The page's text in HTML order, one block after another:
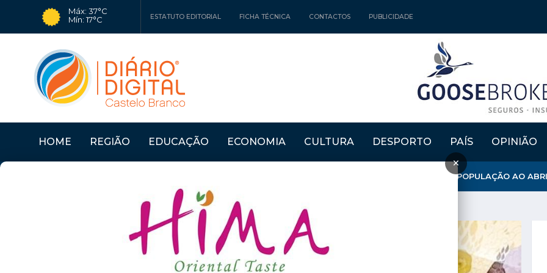
Máx: 37°C
Mín: 17°C
ESTATUTO EDITORIAL FICHA TÉCNICA CONTACTOS PUBLICIDADE
HOME REGIÃO EDUCAÇÃO ECONOMIA CULTURA DESPORTO PAÍS OPINIÃO
×
PROENÇA A NOVA: MUNICÍPIO REFORÇA APOSTA NA FIXAÇÃO DE POPULAÇÃO AO